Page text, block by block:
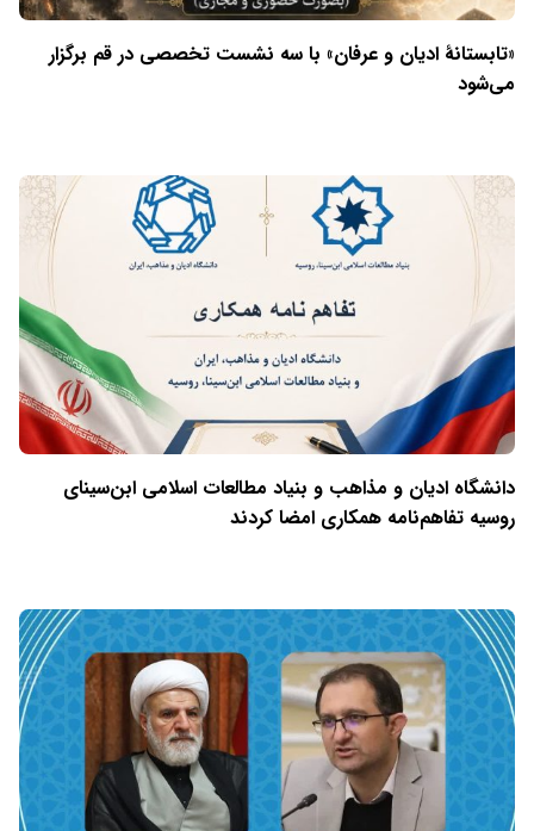
«تابستانهٔ ادیان و عرفان» با سه نشست تخصصی در قم برگزار
می‌شود
دانشگاه ادیان و مذاهب و بنیاد مطالعات اسلامی ابن‌سینای
روسیه تفاهم‌نامه همکاری امضا کردند